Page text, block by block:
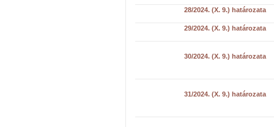
28/2024. (X. 9.) határozata
29/2024. (X. 9.) határozata
30/2024. (X. 9.) határozata
31/2024. (X. 9.) határozata